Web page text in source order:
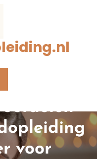
juli 2025
voor